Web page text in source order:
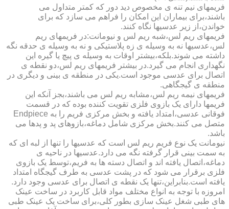
فریمهای نیم تنه ی مخصوص دید دور که کمتر متداول می
باشند،برای بیماران این امکان را فراهم می سازد که برای
خواندن،از زیر عدسیها نگاه کنند.
فریمهای ریم لس،شبه ریم لس و نیومانت:در فریمهای ریم
لس،عدسیها نه به وسیله ی زه پلاستیکی و نه به وسیله ی حدقه نگه
داشته می شوند.بلکه،بیشتر اوقات به وسیله ی پیچ یا گیره این
نگهداری انجام می گیرد.در بیشتر فریمهای ریم لس،دو نقطه ی
اتصال برای عدسی موجود است.یکی در منطقه ی بینی و دیگری در
منطقه ی گیجگاهی.
فریمهای نیمه ریم لس،مشابه ریم لس می باشند،بجز آنکه این
فریمها دارای یک بازوی فلزی تقویت کننده بوده که در قسمت
فوقانی عدسی،امتداد یافته و بخش مرکزی فریم را به Endpiece
متصل می کنند.بخش مرکزی شامل دماغه،بازوهای پد و پدها می
باشد.
نیومانت یک نوع فریم ریم لس است که عدسیها را تنها از لبه ای که
به سمت بینی قرار گرفته نگه می دارد.عدسیها در ناحیه ی
دماغه،اتصال یافته اند و اتصال دسته ها به فریم،توسط یک بازوی
فلزی برقرار می شود که در پشت عدسی به طرف گیجگاه امتداد
یافته است.بنابراین،تنها یک نقطه ی اتصال برای عدسی وجود دارد.
امروزه با توجه به انواع مختلف مواد قابل کاربرد در ساخت عینک
های طبی شغل عینک سازی بطور کلی،برای ساخت یک عینک طبی